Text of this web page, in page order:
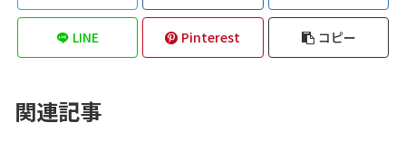
LINE Pinterest コピー
関連記事